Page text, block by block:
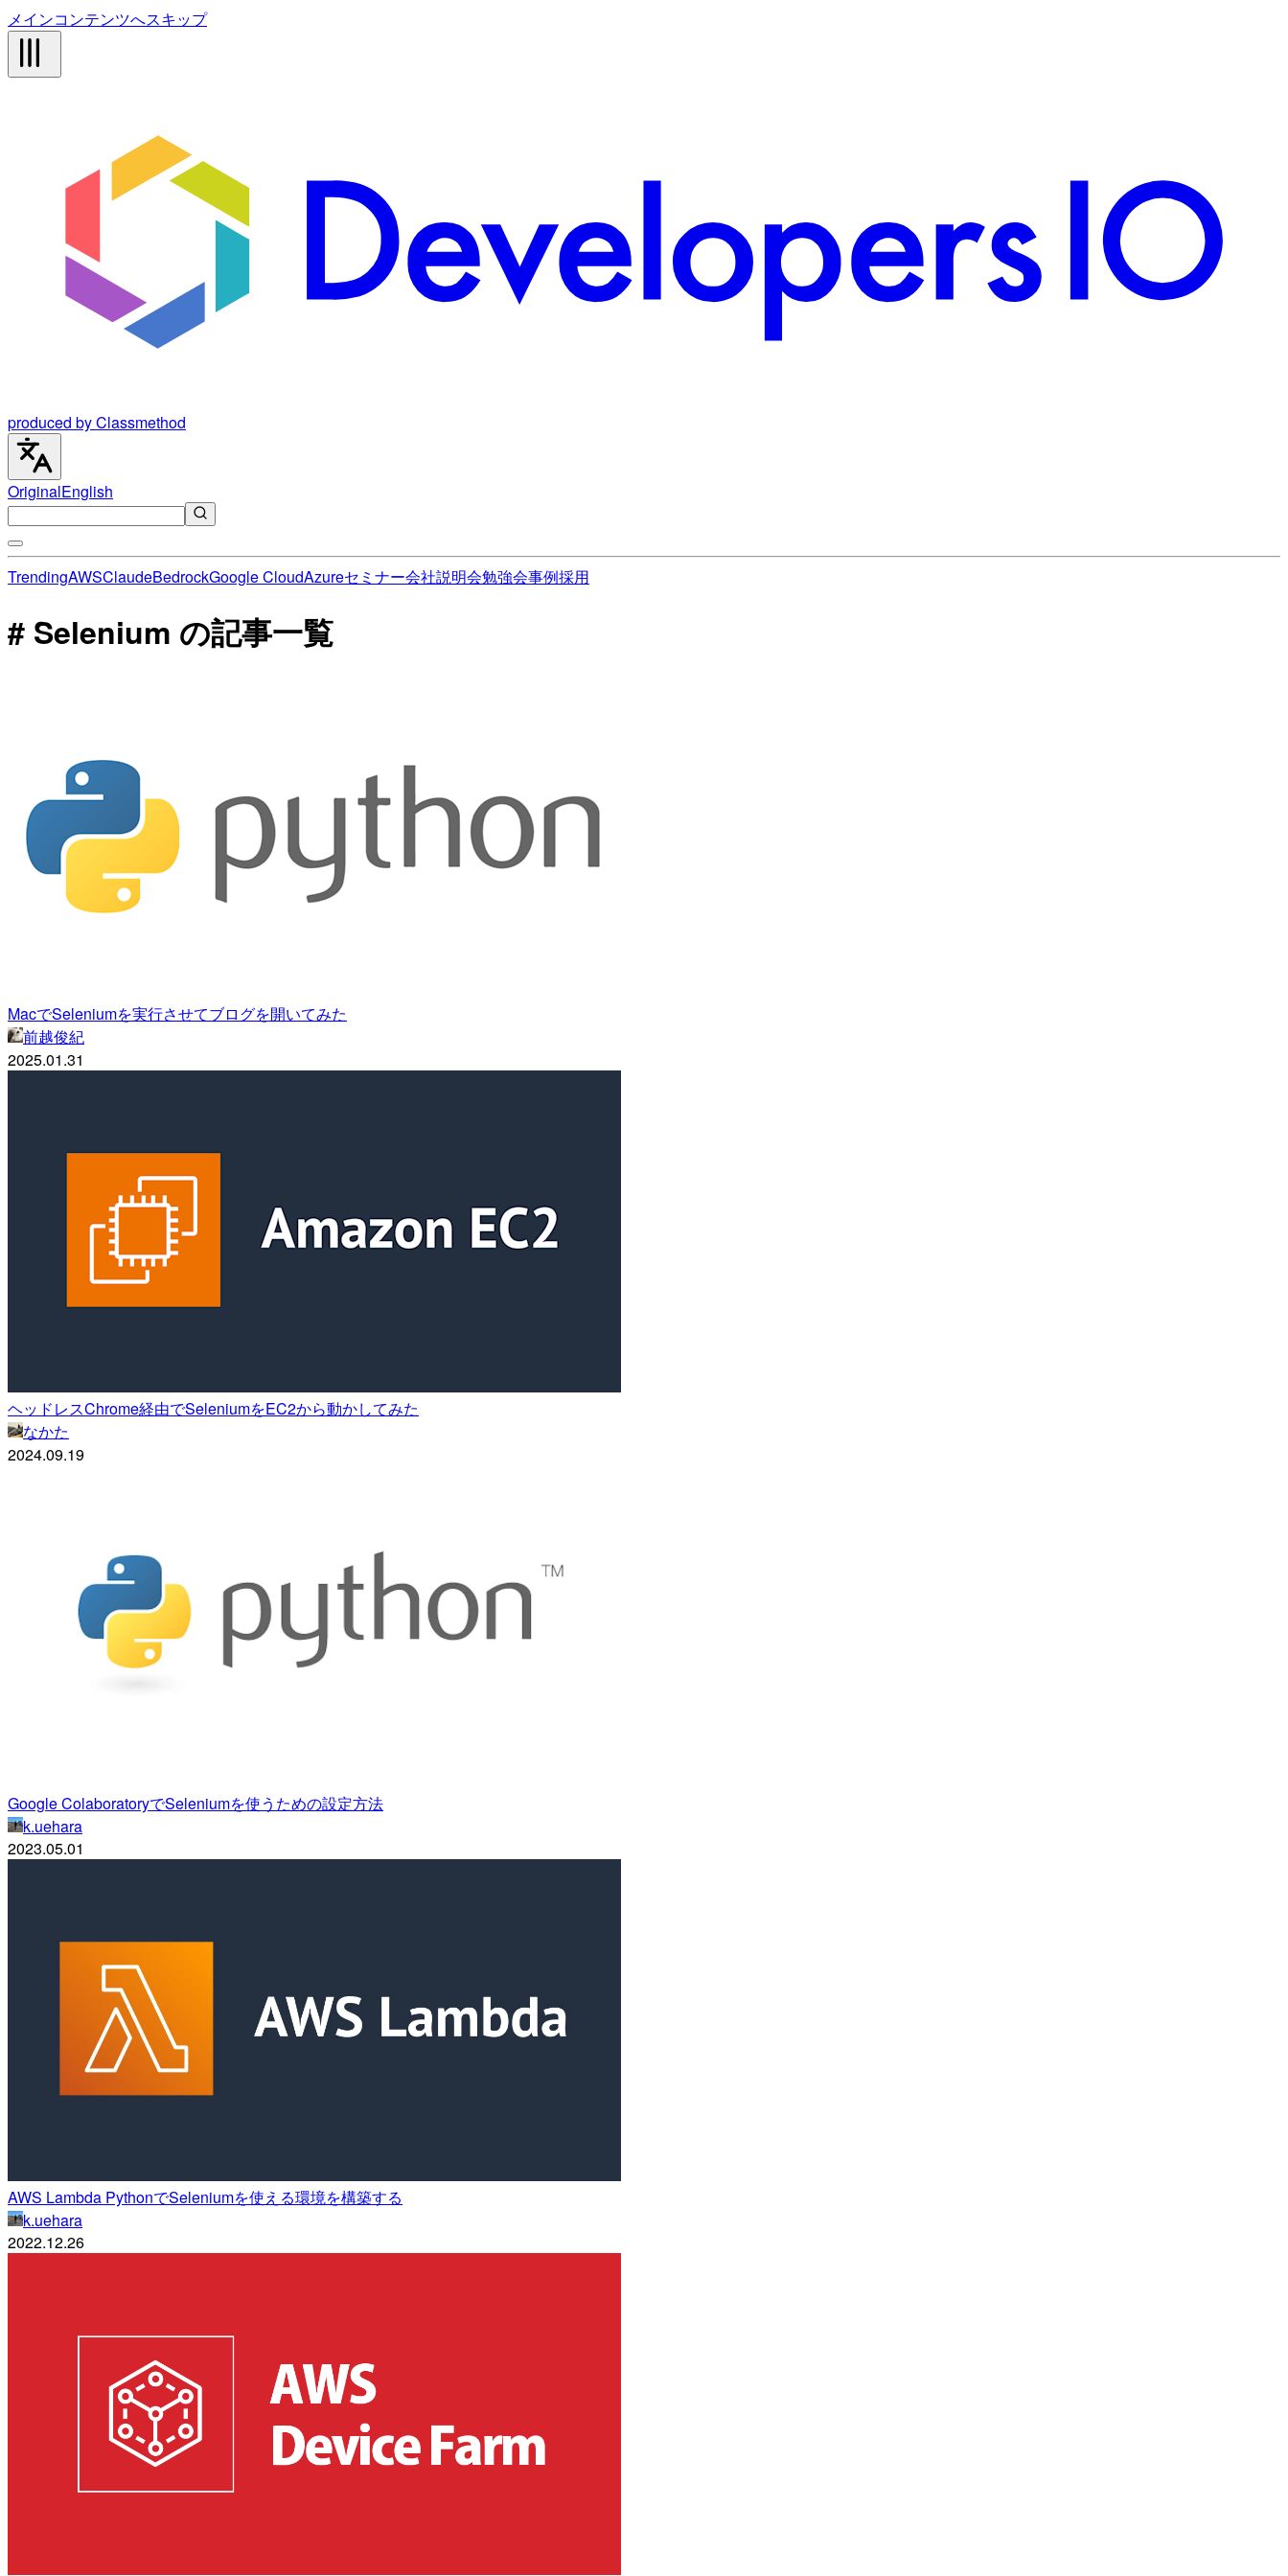
メインコンテンツへスキップ
produced by Classmethod
OriginalEnglish
TrendingAWSClaudeBedrockGoogle CloudAzureセミナー会社説明会勉強会事例採用
# Selenium の記事一覧
MacでSeleniumを実行させてブログを開いてみた
前越俊紀
2025.01.31
ヘッドレスChrome経由でSeleniumをEC2から動かしてみた
なかた
2024.09.19
Google ColaboratoryでSeleniumを使うための設定方法
k.uehara
2023.05.01
AWS Lambda PythonでSeleniumを使える環境を構築する
k.uehara
2022.12.26